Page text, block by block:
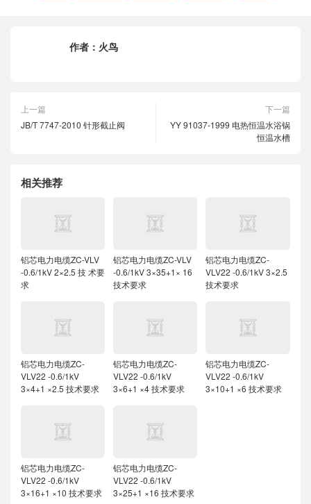
作者： 火鸟
上一篇
JB/T 7747-2010 针形截止阀
下一篇
YY 91037-1999 电热恒温水浴锅
恒温水槽
相关推荐
铝芯电力电缆ZC-VLV
-0.6/1kV 2×2.5 技 术要
求
铝芯电力电缆ZC-VLV
-0.6/1kV 3×35+1× 16
技术要求
铝芯电力电缆ZC-
VLV22 -0.6/1kV 3×2.5
技术要求
铝芯电力电缆ZC-
VLV22 -0.6/1kV
3×4+1 ×2.5 技术要求
铝芯电力电缆ZC-
VLV22 -0.6/1kV
3×6+1 ×4 技术要求
铝芯电力电缆ZC-
VLV22 -0.6/1kV
3×10+1 ×6 技术要求
铝芯电力电缆ZC-
VLV22 -0.6/1kV
3×16+1 ×10 技术要求
铝芯电力电缆ZC-
VLV22 -0.6/1kV
3×25+1 ×16 技术要求